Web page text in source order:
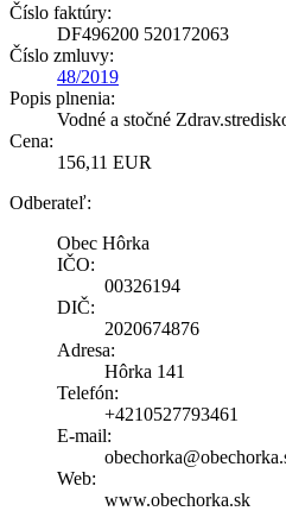
Číslo faktúry:
DF496200 520172063
Číslo zmluvy:
48/2019
Popis plnenia:
Vodné a stočné
Cena:
156,11 EUR
Odberateľ:
Obec Hôrka
IČO:
00326194
DIČ:
2020674876
Adresa:
Hôrka 141
Telefón:
+4210527793461
E-mail:
Web:
www.obechorka.sk